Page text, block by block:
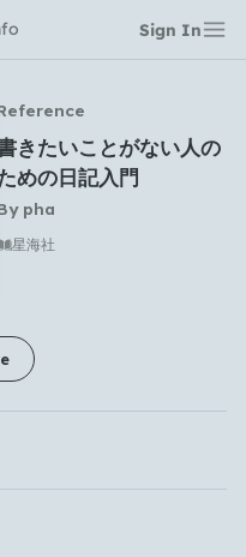
Sign In
きたいことがない人の
めの日記入門
pha
星海社